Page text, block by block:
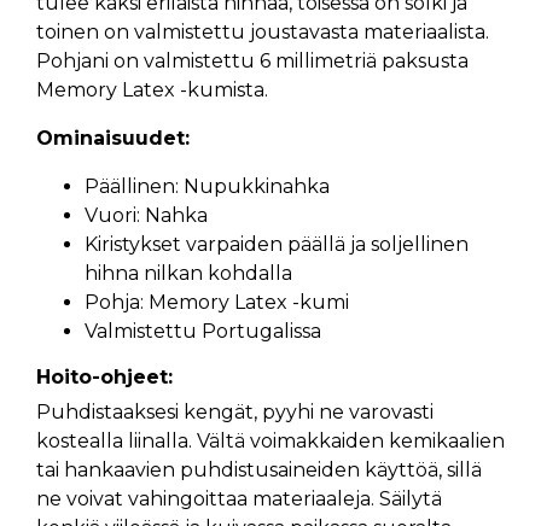
toinen on valmistettu joustavasta materiaalista.
Pohjani on valmistettu 6 millimetriä paksusta
Memory Latex -kumista.
Ominaisuudet:
Päällinen: Nupukkinahka
Vuori: Nahka
Kiristykset varpaiden päällä ja soljellinen
hihna nilkan kohdalla
Pohja: Memory Latex -kumi
Valmistettu Portugalissa
Hoito-ohjeet:
Puhdistaaksesi kengät, pyyhi ne varovasti
kostealla liinalla. Vältä voimakkaiden kemikaalien
tai hankaavien puhdistusaineiden käyttöä, sillä
ne voivat vahingoittaa materiaaleja. Säilytä